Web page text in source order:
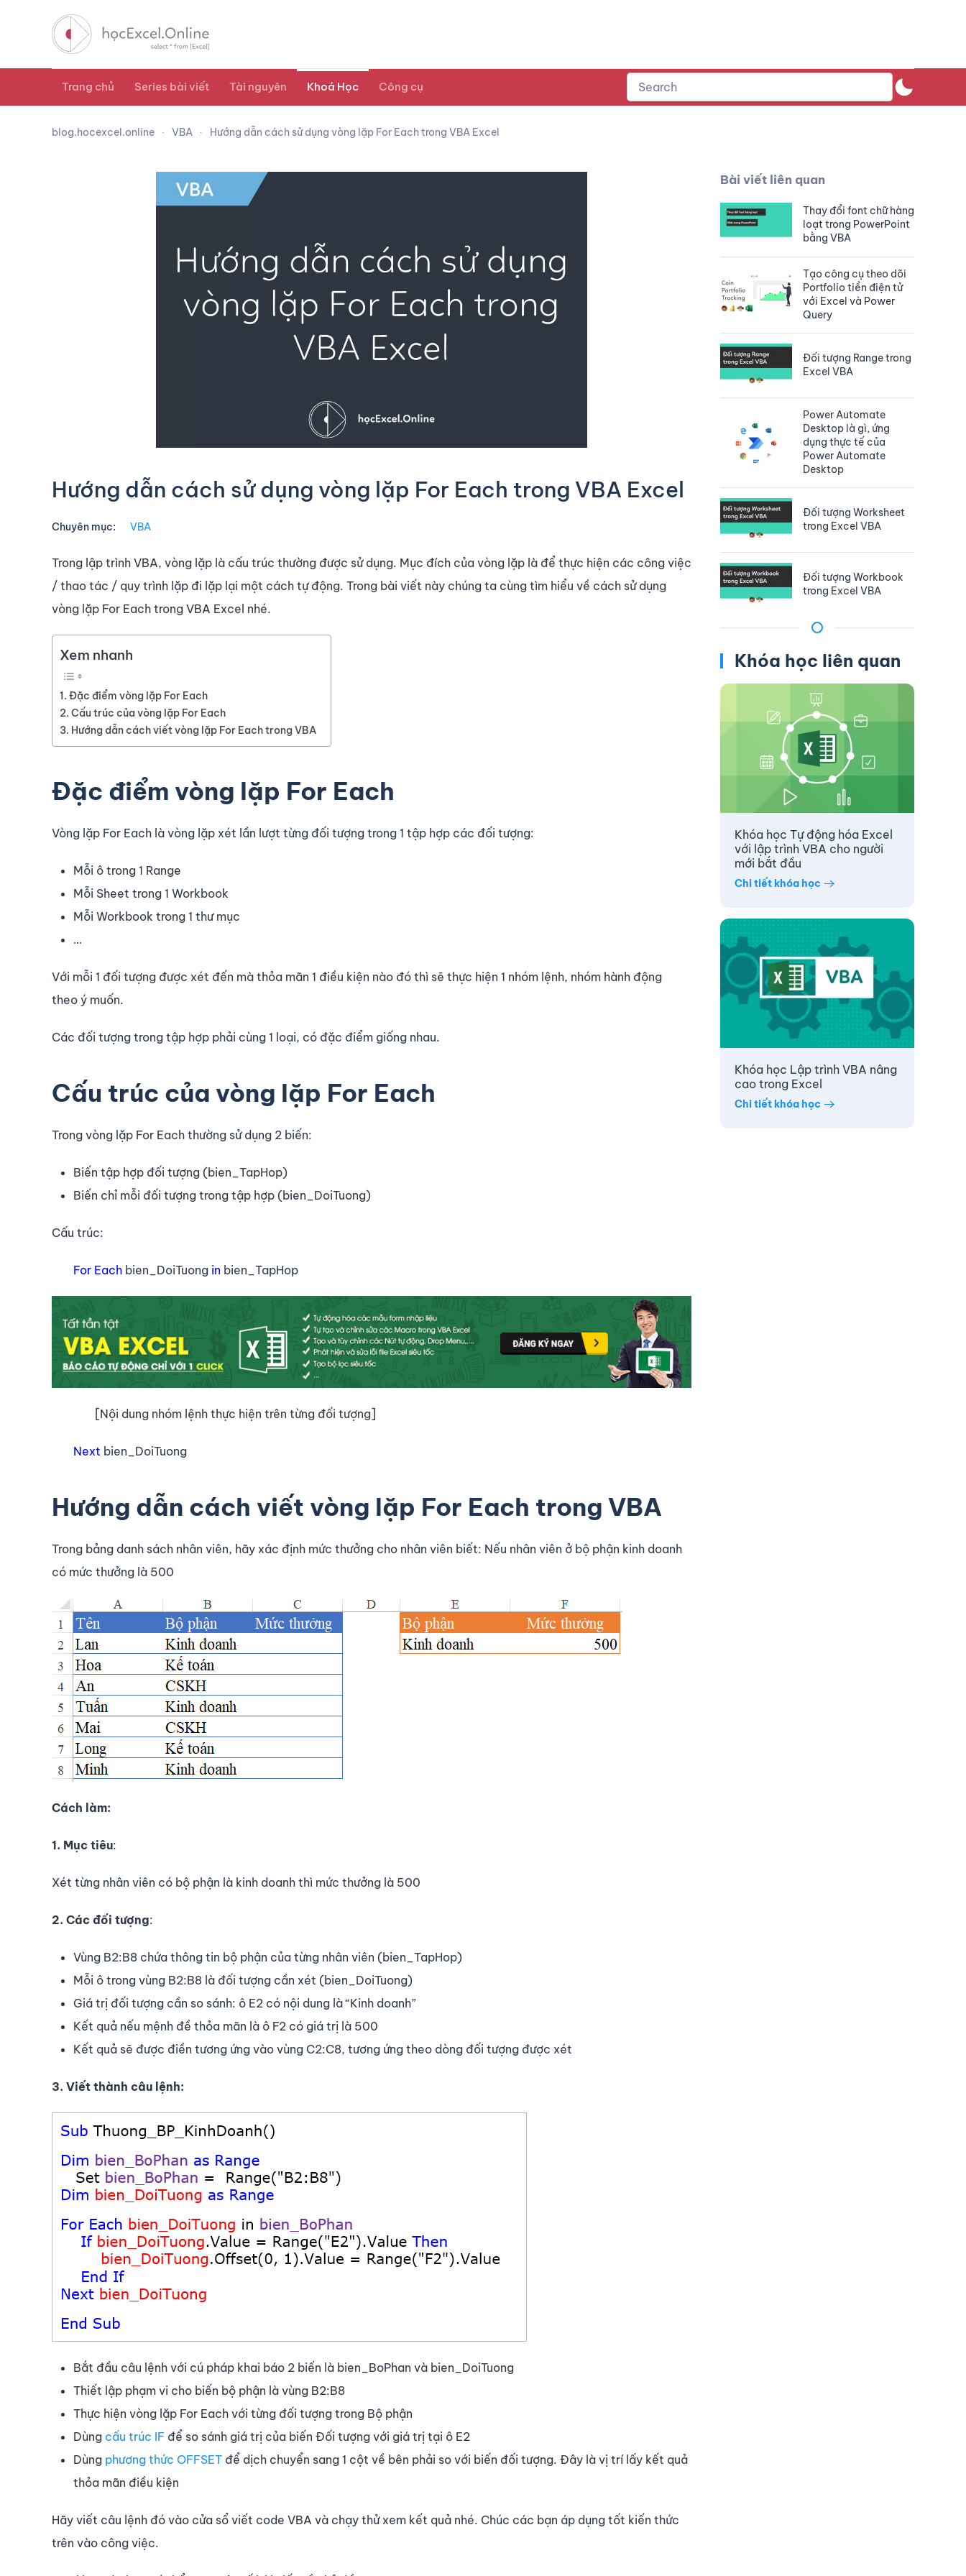
Trang chủ Series bài viết Tài nguyên Khoá Học Công cụ
blog.hocexcel.online VBA Hướng dẫn cách sử dụng vòng lặp For Each trong VBA Excel
Hướng dẫn cách sử dụng vòng lặp For Each trong VBA Excel
Chuyên mục: VBA
Trong lập trình VBA, vòng lặp là cấu trúc thường được sử dụng. Mục đích của vòng lặp là để thực hiện các công việc
/ thao tác / quy trình lặp đi lặp lại một cách tự động. Trong bài viết này chúng ta cùng tìm hiểu về cách sử dụng
vòng lặp For Each trong VBA Excel nhé.
Xem nhanh
Đặc điểm vòng lặp For Each
Cấu trúc của vòng lặp For Each
Hướng dẫn cách viết vòng lặp For Each trong VBA
Đặc điểm vòng lặp For Each
Vòng lặp For Each là vòng lặp xét lần lượt từng đối tượng trong 1 tập hợp các đối tượng:
Mỗi ô trong 1 Range
Mỗi Sheet trong 1 Workbook
Mỗi Workbook trong 1 thư mục
…
Với mỗi 1 đối tượng được xét đến mà thỏa mãn 1 điều kiện nào đó thì sẽ thực hiện 1 nhóm lệnh, nhóm hành động
theo ý muốn.
Các đối tượng trong tập hợp phải cùng 1 loại, có đặc điểm giống nhau.
Cấu trúc của vòng lặp For Each
Trong vòng lặp For Each thường sử dụng 2 biến:
Biến tập hợp đối tượng (bien_TapHop)
Biến chỉ mỗi đối tượng trong tập hợp (bien_DoiTuong)
Cấu trúc:
For Each bien_DoiTuong in bien_TapHop
[Nội dung nhóm lệnh thực hiện trên từng đối tượng]
Next bien_DoiTuong
Hướng dẫn cách viết vòng lặp For Each trong VBA
Trong bảng danh sách nhân viên, hãy xác định mức thưởng cho nhân viên biết: Nếu nhân viên ở bộ phận kinh doanh
có mức thưởng là 500
Cách làm:
1. Mục tiêu:
Xét từng nhân viên có bộ phận là kinh doanh thì mức thưởng là 500
2. Các đối tượng:
Vùng B2:B8 chứa thông tin bộ phận của từng nhân viên (bien_TapHop)
Mỗi ô trong vùng B2:B8 là đối tượng cần xét (bien_DoiTuong)
Giá trị đối tượng cần so sánh: ô E2 có nội dung là “Kinh doanh”
Kết quả nếu mệnh đề thỏa mãn là ô F2 có giá trị là 500
Kết quả sẽ được điền tương ứng vào vùng C2:C8, tương ứng theo dòng đối tượng được xét
3. Viết thành câu lệnh:
Bắt đầu câu lệnh với cú pháp khai báo 2 biến là bien_BoPhan và bien_DoiTuong
Thiết lập phạm vi cho biến bộ phận là vùng B2:B8
Thực hiện vòng lặp For Each với từng đối tượng trong Bộ phận
Dùng cấu trúc IF để so sánh giá trị của biến Đối tượng với giá trị tại ô E2
Dùng phương thức OFFSET để dịch chuyển sang 1 cột về bên phải so với biến đối tượng. Đây là vị trí lấy kết quả
thỏa mãn điều kiện
Hãy viết câu lệnh đó vào cửa sổ viết code VBA và chạy thử xem kết quả nhé. Chúc các bạn áp dụng tốt kiến thức
trên vào công việc.
Bài viết liên quan
Thay đổi font chữ hàng
loạt trong PowerPoint
bằng VBA
Tạo công cụ theo dõi
Portfolio tiền điện tử
với Excel và Power
Query
Đối tượng Range trong
Excel VBA
Power Automate
Desktop là gì, ứng
dụng thực tế của
Power Automate
Desktop
Đối tượng Worksheet
trong Excel VBA
Đối tượng Workbook
trong Excel VBA
Khóa học liên quan
Khóa học Tự động hóa Excel
với lập trình VBA cho người
mới bắt đầu
Chi tiết khóa học
Khóa học Lập trình VBA nâng
cao trong Excel
Chi tiết khóa học